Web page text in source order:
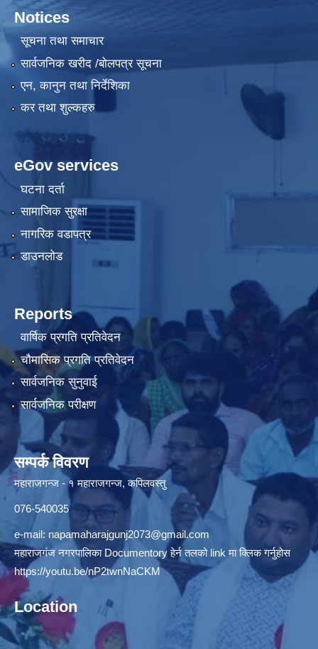
Notices
सूचना तथा समाचार
सार्वजनिक खरीद /बोलपत्र सूचना
एन, कानुन तथा निर्देशिका
कर तथा शुल्कहरु
eGov services
घटना दर्ता
सामाजिक सुरक्षा
नागरिक वडापत्र
डाउनलोड
Reports
वार्षिक प्रगति प्रतिवेदन
चौमासिक प्रगति प्रतिवेदन
सार्वजनिक सुनुवाई
सार्वजनिक परीक्षण
सम्पर्क विवरण
महाराजगन्ज - १ महाराजगन्ज, कपिलवस्तु
076-540035
e-mail: napamaharajgunj2073@gmail.com
महाराजगंज नगरपालिका Documentory हेर्न तलको link मा क्लिक गर्नुहोस
https://youtu.be/nP2twnNaCKM
Location